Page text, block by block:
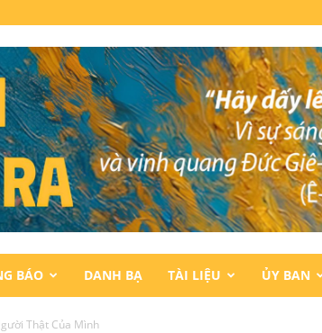
BÁO DANH BẠ TÀI LIỆU ỦY BAN
Thật Của Mình